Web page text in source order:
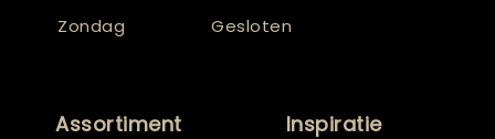
Zondag
Gesloten
Assortiment Inspiratie